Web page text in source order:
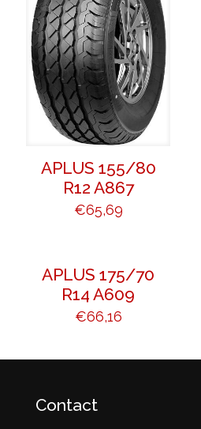
APLUS 155/80
R12 A867
€65,69
APLUS 175/70
R14 A609
€66,16
Contact